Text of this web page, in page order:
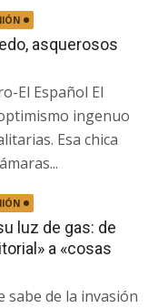
asquerosos
El Español El
ingenuo
Esa chica
luz de gas: de
a «cosas
sabe de la invasión